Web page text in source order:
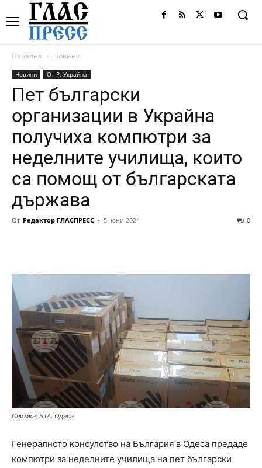
Начална Новини
Новини От Р. Украйна
Пет български
организации в Украйна
получиха компютри за
неделните училища, които
са помощ от българската
държава
От Редактор ГЛАСПРЕСС - 5. юни 2024 0
Снимка: БТА, Одеса
Генералното консулство на България в Одеса предаде
компютри за неделните училища на пет български